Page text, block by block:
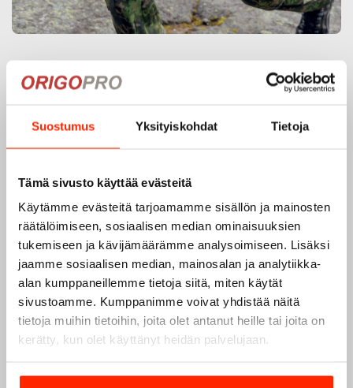
Suostumus Yksityiskohdat Tietoja
Tämä sivusto käyttää evästeitä
Käytämme evästeitä tarjoamamme sisällön ja mainosten
räätälöimiseen, sosiaalisen median ominaisuuksien
tukemiseen ja kävijämäärämme analysoimiseen. Lisäksi
jaamme sosiaalisen median, mainosalan ja analytiikka-
alan kumppaneillemme tietoja siitä, miten käytät
sivustoamme. Kumppanimme voivat yhdistää näitä
tietoja muihin tietoihin, joita olet antanut heille tai joita on
kerätty, kun olet käyttänyt heidän palvelujaan.
1975
ulkoiluvaatetukseen erikoistunut yritys, joka on toiminut
vuodesta 1975.Origopro
puolustusvoimien ja poliisin sopimusvalmistajana.
Origopro:n tuotteet on suunniteltu yhteistyössä käyttäjien
ja erikoisammattilaisten kanssa, joiden kokemus inspiroi
innovoimaan entistä parempia ratkaisuja.